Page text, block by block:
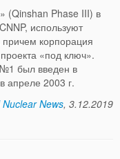
(Qinshan Phase III) в
используют
причем корпорация
«под ключ».
№1 был введен в
апреле 2003 г.
Nuclear News, 3.12.2019